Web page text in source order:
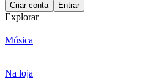
Criar conta Entrar
Explorar
Música
Na loja